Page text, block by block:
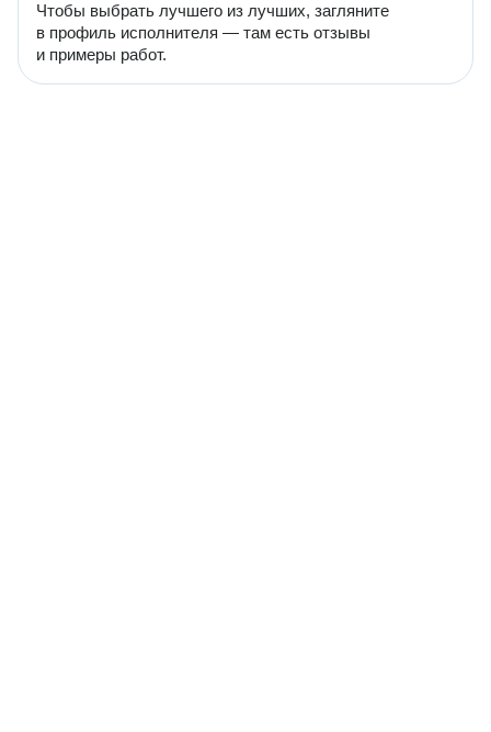
Чтобы выбрать лучшего из лучших, загляните
в профиль исполнителя — там есть отзывы
и примеры работ.